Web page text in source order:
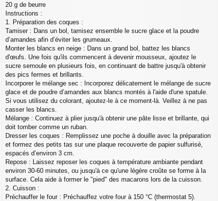
20 g de beurre
Instructions :
1. Préparation des coques :
Tamiser : Dans un bol, tamisez ensemble le sucre glace et la poudre
d’amandes afin d’éviter les grumeaux.
Monter les blancs en neige : Dans un grand bol, battez les blancs
d'œufs. Une fois qu'ils commencent à devenir mousseux, ajoutez le
sucre semoule en plusieurs fois, en continuant de battre jusqu'à obtenir
des pics fermes et brillants.
Incorporer le mélange sec : Incorporez délicatement le mélange de sucre
glace et de poudre d’amandes aux blancs montés à l'aide d'une spatule.
Si vous utilisez du colorant, ajoutez-le à ce moment-là. Veillez à ne pas
casser les blancs.
Mélange : Continuez à plier jusqu'à obtenir une pâte lisse et brillante, qui
doit tomber comme un ruban.
Dresser les coques : Remplissez une poche à douille avec la préparation
et formez des petits tas sur une plaque recouverte de papier sulfurisé,
espacés d’environ 3 cm.
Repose : Laissez reposer les coques à température ambiante pendant
environ 30-60 minutes, ou jusqu'à ce qu'une légère croûte se forme à la
surface. Cela aide à former le "pied" des macarons lors de la cuisson.
2. Cuisson :
Préchauffer le four : Préchauffez votre four à 150 °C (thermostat 5).